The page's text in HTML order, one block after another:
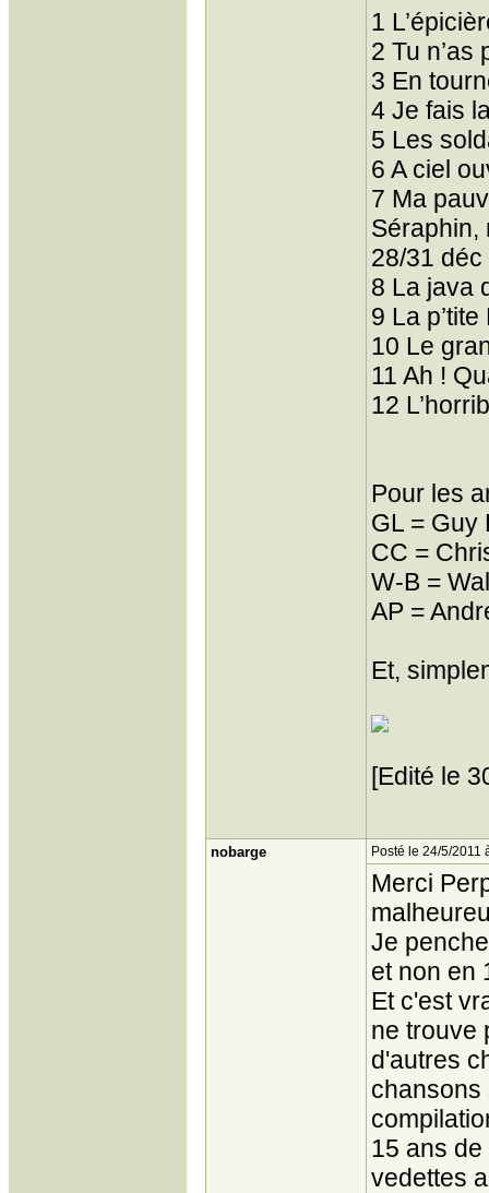
1
2 Tu
3 En
4 Je fais
5 Les
6 A ciel
7 Ma
Séraphin,
28/31 déc
8 La java
9 La
10 Le
11 Ah !
12
Pour les
GL = Guy
CC =
W-B =
AP =
Et,
[Edité le
nobarge Posté le 24/5/2011
Merci
Je
et non en
Et c'est
ne trouve
d'autres
chansons
15 ans
vedettes